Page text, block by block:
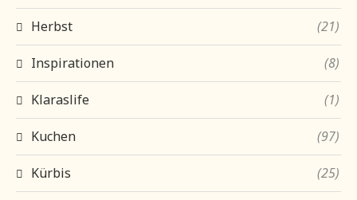
Herbst (21)
Inspirationen (8)
Klaraslife (1)
Kuchen (97)
Kürbis (25)